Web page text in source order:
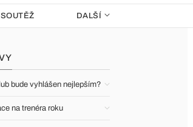
DALŠÍ
bude vyhlášen nejlepším?
na trenéra roku